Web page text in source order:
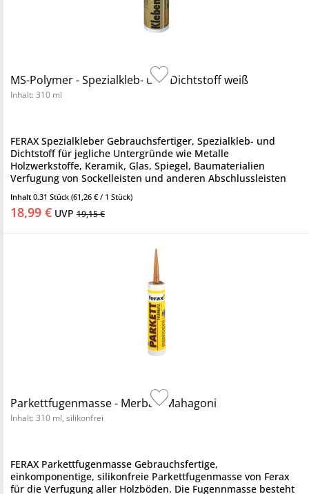
MS-Polymer - Spezialkleb- und Dichtstoff weiß
Inhalt: 310 ml
FERAX Spezialkleber Gebrauchsfertiger, Spezialkleb- und
Dichtstoff für jegliche Untergründe wie Metalle
Holzwerkstoffe, Keramik, Glas, Spiegel, Baumaterialien
Verfugung von Sockelleisten und anderen Abschlussleisten
Inhalt 0.31 Stück (61,26 € / 1 Stück)
18,99 € UVP 19,15 €
Parkettfugenmasse - Merbau-Mahagoni
Inhalt: 310 ml, silikonfrei
FERAX Parkettfugenmasse Gebrauchsfertige,
einkomponentige, silikonfreie Parkettfugenmasse von Ferax
für die Verfugung aller Holzböden. Die Fugennmasse besteht